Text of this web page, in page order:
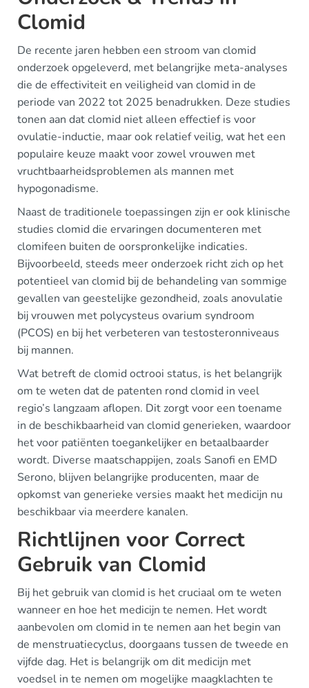
Clomid
De recente jaren hebben een stroom van clomid
onderzoek opgeleverd, met belangrijke meta-analyses
die de effectiviteit en veiligheid van clomid in de
periode van 2022 tot 2025 benadrukken. Deze studies
tonen aan dat clomid niet alleen effectief is voor
ovulatie-inductie, maar ook relatief veilig, wat het een
populaire keuze maakt voor zowel vrouwen met
vruchtbaarheidsproblemen als mannen met
hypogonadisme.
Naast de traditionele toepassingen zijn er ook klinische
studies clomid die ervaringen documenteren met
clomifeen buiten de oorspronkelijke indicaties.
Bijvoorbeeld, steeds meer onderzoek richt zich op het
potentieel van clomid bij de behandeling van sommige
gevallen van geestelijke gezondheid, zoals anovulatie
bij vrouwen met polycysteus ovarium syndroom
(PCOS) en bij het verbeteren van testosteronniveaus
bij mannen.
Wat betreft de clomid octrooi status, is het belangrijk
om te weten dat de patenten rond clomid in veel
regio’s langzaam aflopen. Dit zorgt voor een toename
in de beschikbaarheid van clomid generieken, waardoor
het voor patiënten toegankelijker en betaalbaarder
wordt. Diverse maatschappijen, zoals Sanofi en EMD
Serono, blijven belangrijke producenten, maar de
opkomst van generieke versies maakt het medicijn nu
beschikbaar via meerdere kanalen.
Richtlijnen voor Correct
Gebruik van Clomid
Bij het gebruik van clomid is het cruciaal om te weten
wanneer en hoe het medicijn te nemen. Het wordt
aanbevolen om clomid in te nemen aan het begin van
de menstruatiecyclus, doorgaans tussen de tweede en
vijfde dag. Het is belangrijk om dit medicijn met
voedsel in te nemen om mogelijke maagklachten te